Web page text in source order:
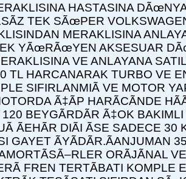
HASTASINA
TEK SÃœPER
MERAKLISINA
YÃœRÃœYEN AKSESUAR
VE ANLAYANA
TL HARCANARAK TURBO VE
SIFIRLANMIÃ VE MOTOR
Ã‡ÃP HARÃCÃNDE
BEYGÃRDÃR Ã‡OK BAKIMLI
ÃEHÃR DIÃI ÃSE SADECE
GAYET ÃYÃDÃR.ÃANJUMAN
ORÃJÃNAL
FREN TERTÃBATI